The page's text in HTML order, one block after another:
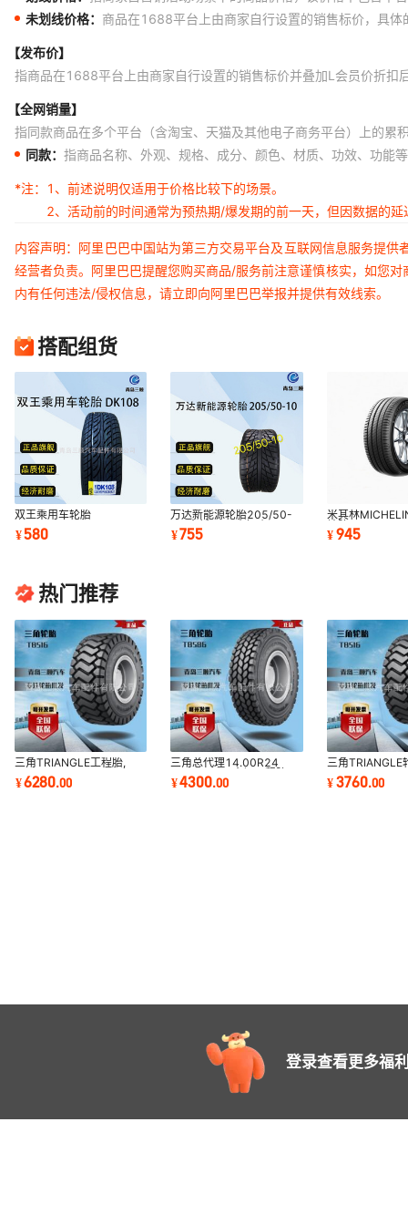
未划线价格： 商品在1688平台上由商家自行设置的销售标价，具
【发布价】
指商品在1688平台上由商家自行设置的销售标价并叠加L会员价折扣
【全网销量】
指同款商品在多个平台（含淘宝、天猫及其他电子商务平台）上的累
同款： 指商品名称、外观、规格、成分、颜色、材质、功效、功能
*注：
1、前述说明仅适用于价格比较下的场景。
2、活动前的时间通常为预热期/爆发期的前一天，但因数据的
内容声明：阿里巴巴中国站为第三方交易平台及互联网信息服务提
经营者负责。阿里巴巴提醒您购买商品/服务前注意谨慎核实，如您
内有任何违法/侵权信息，请立即向阿里巴巴举报并提供有效线索。
搭配组货
双王乘用车轮胎
DOUBLEKING
185/60R14 耐磨耐用
¥580
万达新能源轮胎205/50-
10 全新正品耐磨耐用
¥755
米其林
轮胎215/
¥945
热门推荐
三角TRIANGLE工程胎,
17.5R25 20.5R25
23.5R25 26.5R25
¥6280.00
三角总代理14.00R24
TB586 OTR全钢工程胎
¥4300.00
三角TRIANGLE
17.5R25
胎
¥3760.00
登录查看更多福